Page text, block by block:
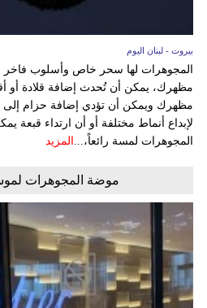
بيروت - لبنان اليوم
المجوهرات لها سحر خاص وأسلوب
مظهرك، يمكن أن تُحدث إضافة قلادة أو
مظهرك ويمكن أن تؤدي إضافة حزام إلى
لإبداع أنماط مختلفة أو أن ارتداء قبعة
المجوهرات لمسة رائعاً،...
المزيد
موضة المجوهرات لموسم 2023-